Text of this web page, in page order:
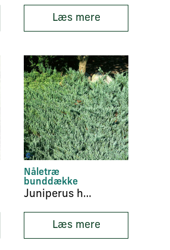
Læs mere
Nåletræ
bunddække
Juniperus horizontalis ‘Blue Clip’
Læs mere